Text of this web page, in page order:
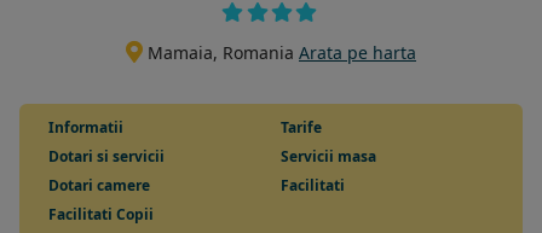
Mamaia, Romania Arata pe harta
Informatii
Tarife
Dotari si servicii
Servicii masa
Dotari camere
Facilitati
Facilitati Copii